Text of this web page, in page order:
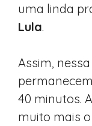
uma linda
Lula.
Assim,
40 minutos.
muito mais